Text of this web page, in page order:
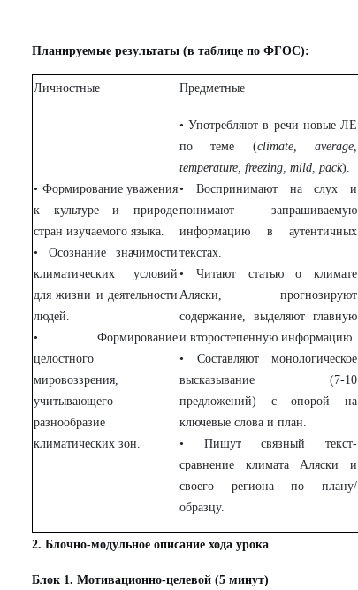
Планируемые результаты (в таблице по ФГОС):
Личностные Предметные
• Формирование уважения
к культуре и природе
стран изучаемого языка.
• Осознание значимости
климатических условий
для жизни и деятельности
людей.
• Формирование
целостного
мировоззрения,
учитывающего
разнообразие
климатических зон.
• Употребляют в речи новые ЛЕ
по теме (climate, average,
temperature, freezing, mild, pack).
• Воспринимают на слух и
понимают запрашиваемую
информацию в аутентичных
текстах.
• Читают статью о климате
Аляски, прогнозируют
содержание, выделяют главную
и второстепенную информацию.
• Составляют монологическое
высказывание (7-10
предложений) с опорой на
ключевые слова и план.
• Пишут связный текст-
сравнение климата Аляски и
своего региона по плану/
образцу.
2. Блочно-модульное описание хода урока
Блок 1. Мотивационно-целевой (5 минут)